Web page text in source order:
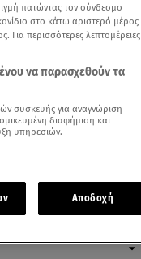
πατώντας τον σύνδεσμο
στο κάτω αριστερό μέρος
Για περισσότερες λεπτομέρειες
να παρασχεθούν τα
συσκευής για αναγνώριση
διαφήμιση και
υπηρεσιών.
Αποδοχή